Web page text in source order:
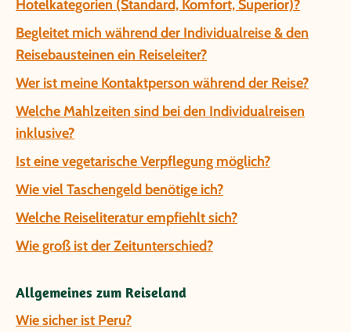
Hotelkategorien (Standard, Komfort, Superior)?
Begleitet mich während der Individualreise & den
Reisebausteinen ein Reiseleiter?
Wer ist meine Kontaktperson während der Reise?
Welche Mahlzeiten sind bei den Individualreisen
inklusive?
Ist eine vegetarische Verpflegung möglich?
Wie viel Taschengeld benötige ich?
Welche Reiseliteratur empfiehlt sich?
Wie groß ist der Zeitunterschied?
Allgemeines zum Reiseland
Wie sicher ist Peru?